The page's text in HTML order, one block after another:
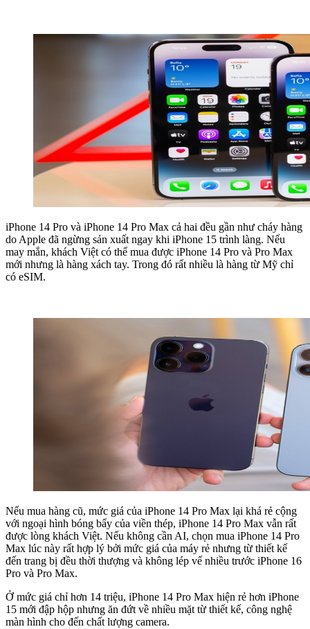
iPhone 14 Pro và iPhone 14 Pro Max cả hai đều gần như cháy hàng
do Apple đã ngừng sản xuất ngay khi iPhone 15 trình làng. Nếu
may mắn, khách Việt có thể mua được iPhone 14 Pro và Pro Max
mới nhưng là hàng xách tay. Trong đó rất nhiều là hàng từ Mỹ chỉ
có eSIM.
Nếu mua hàng cũ, mức giá của iPhone 14 Pro Max lại khá rẻ cộng
với ngoại hình bóng bẩy của viền thép, iPhone 14 Pro Max vẫn rất
được lòng khách Việt. Nếu không cần AI, chọn mua iPhone 14 Pro
Max lúc này rất hợp lý bởi mức giá của máy rẻ nhưng từ thiết kế
đến trang bị đều thời thượng và không lép vế nhiều trước iPhone 16
Pro và Pro Max.
Ở mức giá chỉ hơn 14 triệu, iPhone 14 Pro Max hiện rẻ hơn iPhone
15 mới đập hộp nhưng ăn đứt về nhiều mặt từ thiết kế, công nghệ
màn hình cho đến chất lượng camera.